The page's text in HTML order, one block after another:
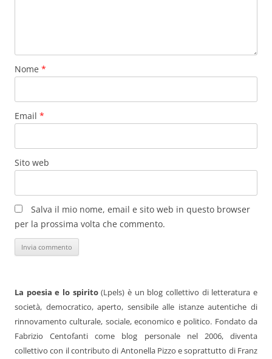
Nome *
Email *
Sito web
Salva il mio nome, email e sito web in questo browser
per la prossima volta che commento.
La poesia e lo spirito(Lpels) è un blog collettivo di letteratura e
società, democratico, aperto, sensibile alle istanze autentiche di
rinnovamento culturale, sociale, economico e politico. Fondato da
Fabrizio Centofanti come blog personale nel 2006, diventa
collettivo con il contributo di Antonella Pizzo e soprattutto di Franz